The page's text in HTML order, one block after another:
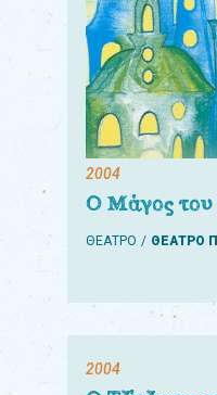
2004
Ο Μάγος του
ΘΕΑΤΡΟ ΘΕΑΤΡΟ Π
2004
εκπαιδευτικούς
συλλόγους
παραγωγούς
συνεργάτες